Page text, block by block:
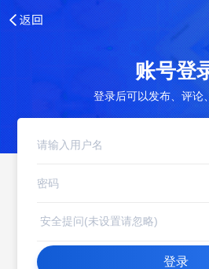
账号登
登录后可以发布、评论
登录